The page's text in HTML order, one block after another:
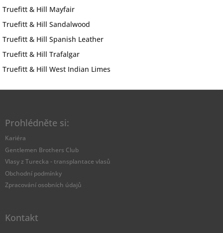
Truefitt & Hill Mayfair
Truefitt & Hill Sandalwood
Truefitt & Hill Spanish Leather
Truefitt & Hill Trafalgar
Truefitt & Hill West Indian Limes
Prohlédněte si:
Kariéra
Gentlemen Brothers Club
Vlasy z Turecka - transplantace vlasů
Obchodní podmínky
Zpracování osobních údajů
Kontakt